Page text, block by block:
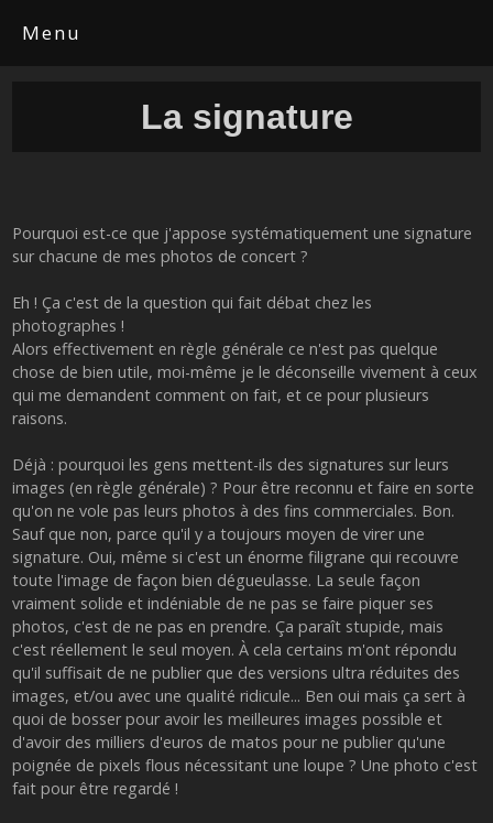
Menu
La signature
Pourquoi est-ce que j'appose systématiquement une signature
sur chacune de mes photos de concert ?
Eh ! Ça c'est de la question qui fait débat chez les
photographes !
Alors effectivement en règle générale ce n'est pas quelque
chose de bien utile, moi-même je le déconseille vivement à ceux
qui me demandent comment on fait, et ce pour plusieurs
raisons.
Déjà : pourquoi les gens mettent-ils des signatures sur leurs
images (en règle générale) ? Pour être reconnu et faire en sorte
qu'on ne vole pas leurs photos à des fins commerciales. Bon.
Sauf que non, parce qu'il y a toujours moyen de virer une
signature. Oui, même si c'est un énorme filigrane qui recouvre
toute l'image de façon bien dégueulasse. La seule façon
vraiment solide et indéniable de ne pas se faire piquer ses
photos, c'est de ne pas en prendre. Ça paraît stupide, mais
c'est réellement le seul moyen. À cela certains m'ont répondu
qu'il suffisait de ne publier que des versions ultra réduites des
images, et/ou avec une qualité ridicule... Ben oui mais ça sert à
quoi de bosser pour avoir les meilleures images possible et
d'avoir des milliers d'euros de matos pour ne publier qu'une
poignée de pixels flous nécessitant une loupe ? Une photo c'est
fait pour être regardé !